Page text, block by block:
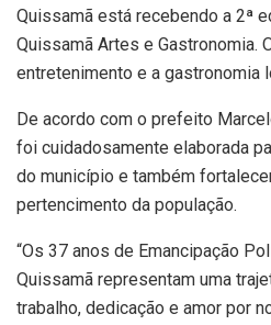
Quissamã está recebendo a 2ª
Quissamã Artes e Gastronomia.
entretenimento e a gastronomia
De acordo com o prefeito
foi cuidadosamente elaborada
do município e também
pertencimento da população.
“Os 37 anos de Emancipação
Quissamã representam uma
trabalho, dedicação e amor por